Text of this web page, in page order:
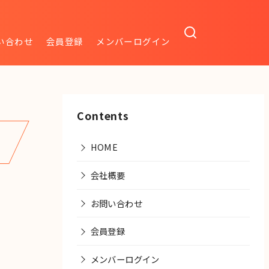
合わせ 会員登録 メンバーログイン
Contents
HOME
会社概要
お問い合わせ
会員登録
メンバーログイン